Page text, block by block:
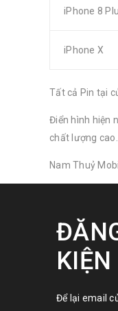
iPhone 8
iPhone X
Tất cả Pin tại
Điển hình hiện
chất lượng
Nam Thuỷ
KIỆN
Để lại email